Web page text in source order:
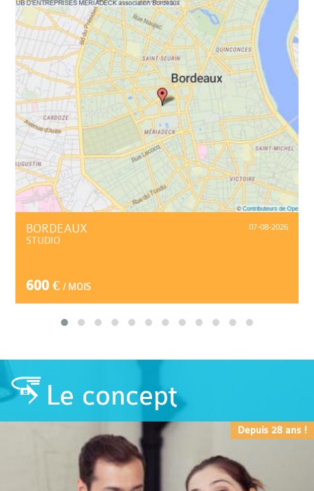
07-08-2026
BORDEAUX
STUDIO
600 € / MOIS
Le concept
Depuis 28 ans !